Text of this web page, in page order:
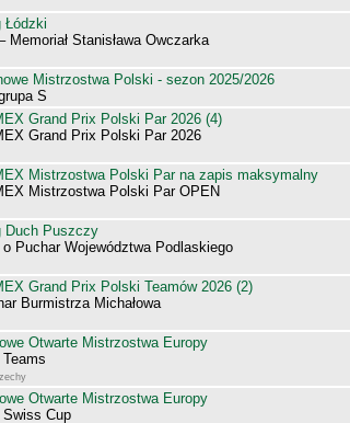
Łódzki
Memoriał Stanisława Owczarka
Mistrzostwa Polski - sezon 2025/2026
S
Grand Prix Polski Par 2026 (4)
Grand Prix Polski Par 2026
Mistrzostwa Polski Par na zapis maksymalny
Mistrzostwa Polski Par OPEN
Duch Puszczy
Puchar Województwa Podlaskiego
Grand Prix Polski Teamów 2026 (2)
Burmistrza Michałowa
Otwarte Mistrzostwa Europy
Otwarte Mistrzostwa Europy
Cup